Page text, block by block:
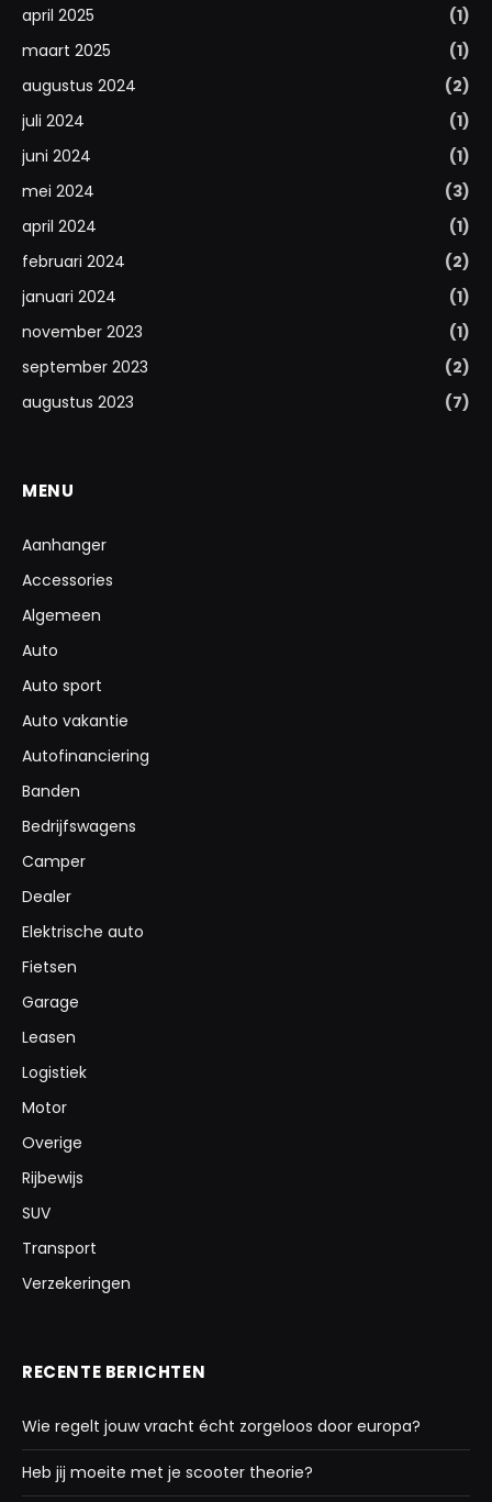
april 2025
(1)
maart 2025
(1)
augustus 2024
(2)
juli 2024
(1)
juni 2024
(1)
mei 2024
(3)
april 2024
(1)
februari 2024
(2)
januari 2024
(1)
november 2023
(1)
september 2023
(2)
augustus 2023
(7)
MENU
Aanhanger
Accessories
Algemeen
Auto
Auto sport
Auto vakantie
Autofinanciering
Banden
Bedrijfswagens
Camper
Dealer
Elektrische auto
Fietsen
Garage
Leasen
Logistiek
Motor
Overige
Rijbewijs
SUV
Transport
Verzekeringen
RECENTE BERICHTEN
Wie regelt jouw vracht écht zorgeloos door europa?
Heb jij moeite met je scooter theorie?